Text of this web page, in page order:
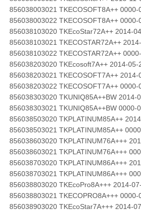
856038003021 TKECOSOFT8A++
856038003022 TKECOSOFT8A++
856038103020 TKEcoStar72A++ 2014-
856038103021 TKECOSTAR72A++
856038103022 TKECOSTAR72A++
856038203020 TKEcosoft7A++ 2014-
856038203021 TKECOSOFT7A++
856038203022 TKECOSOFT7A++
856038303020 TKUNIQ85A++BW 2014-
856038303021 TKUNIQ85A++BW 0000-
856038503020 TKPLATINUM85A++
856038503021 TKPLATINUM85A++
856038603020 TKPLATINUM76A+++
856038603021 TKPLATINUM76A+++
856038703020 TKPLATINUM86A+++
856038703021 TKPLATINUM86A+++
856038803020 TKEcoPro8A+++ 2014-
856038803021 TKECOPRO8A+++
856038903020 TKEcoStar7A+++ 2014-